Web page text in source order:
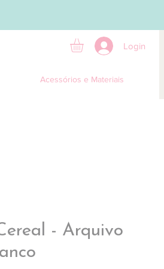
Login
Acessórios e Materiais
- Arquivo